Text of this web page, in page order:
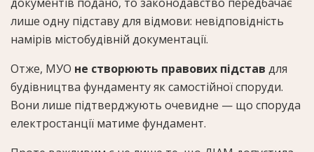
лише одну підставу для відмови: невідповідність
намірів містобудівній документації.
Отже, МУО не створюють правових підстав для
будівництва фундаменту як самостійної споруди.
Вони лише підтверджують очевидне — що споруда
електростанції матиме фундамент.